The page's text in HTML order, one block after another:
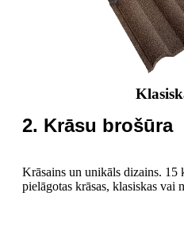
2. Krāsu brošūra
Krāsains un unikāls dizains. 15
pielāgotas krāsas, klasiskas